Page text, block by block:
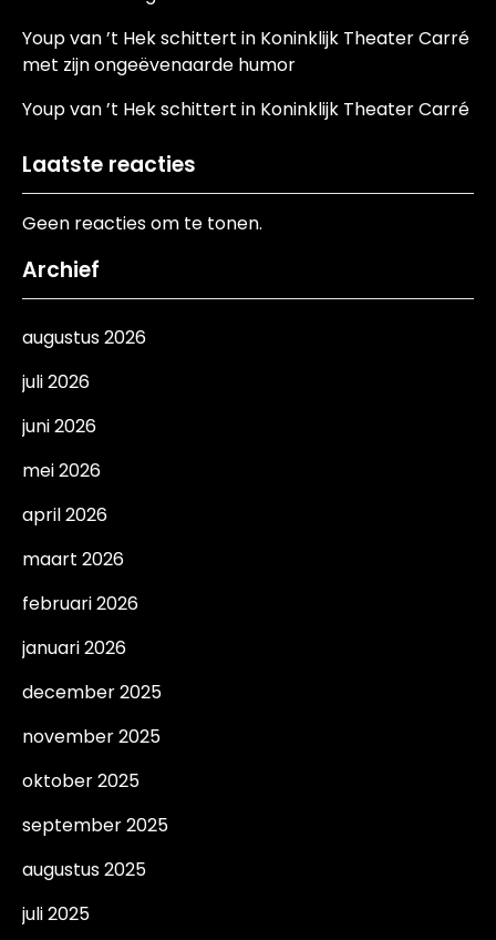
Youp van ’t Hek schittert in Koninklijk Theater Carré
met zijn ongeëvenaarde humor
Youp van ’t Hek schittert in Koninklijk Theater Carré
Laatste reacties
Geen reacties om te tonen.
Archief
augustus 2026
juli 2026
juni 2026
mei 2026
april 2026
maart 2026
februari 2026
januari 2026
december 2025
november 2025
oktober 2025
september 2025
augustus 2025
juli 2025